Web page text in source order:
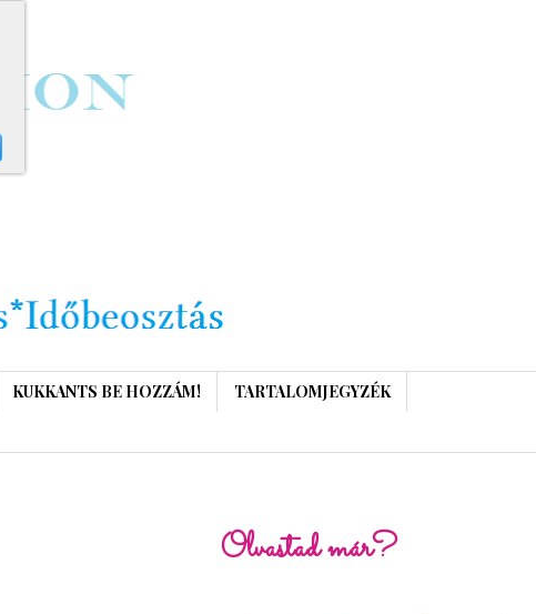
KUKKANTS BE HOZZÁM!
TARTALOMJEGYZÉK
Olvastad már?